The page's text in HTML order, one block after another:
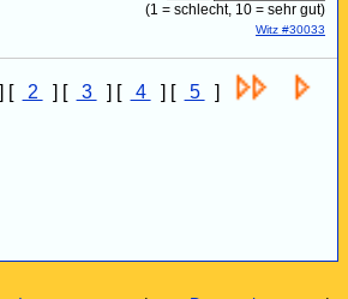
(1 = schlecht, 10 = sehr gut)
Witz #30033
[ 2 ] [ 3 ] [ 4 ] [ 5 ]